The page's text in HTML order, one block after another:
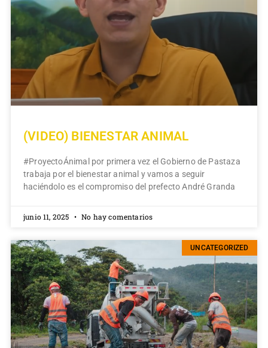
(VIDEO) BIENESTAR ANIMAL
#ProyectoÁnimal por primera vez el Gobierno de Pastaza
trabaja por el bienestar animal y vamos a seguir
haciéndolo es el compromiso del prefecto André Granda
junio 11, 2025 No hay comentarios
UNCATEGORIZED